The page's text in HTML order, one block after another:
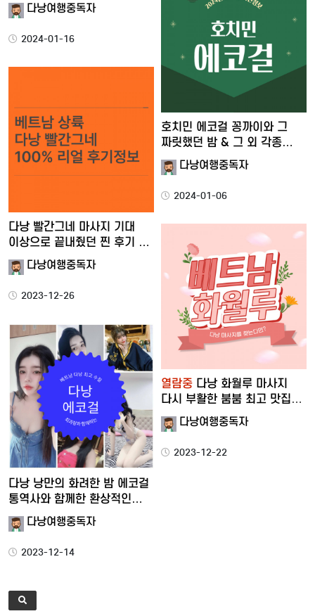
다낭여행중독자
2024-01-16
호치민 에코걸 꽁까이와 그
짜릿했던 밤 & 그 외 각종…
다낭여행중독자
2024-01-06
다낭 빨간그네 마사지 기대
이상으로 끝내줬던 찐 후기 …
다낭여행중독자
2023-12-26
열람중 다낭 화월루 마사지
다시 부활한 붐붐 최고 맛집
리얼 …다낭여행중독자
2023-12-22
다낭 낭만의 화려한 밤 에코걸
통역사와 함께한 환상적인…
다낭여행중독자
2023-12-14